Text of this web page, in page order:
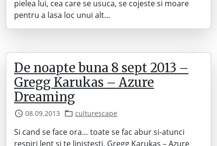
pielea lui, cea care se usuca, se cojeste si moare
pentru a lasa loc unui alt…
De noapte buna 8 sept 2013 –
Gregg Karukas – Azure
Dreaming
08.09.2013 culturescape
Si cand se face ora… toate se fac abur si-atunci
respiri lent si te linistesti. Gregg Karukas – Azure